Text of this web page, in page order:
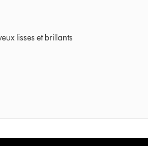
3 Janvier 2023 Avis
lisses et brillants